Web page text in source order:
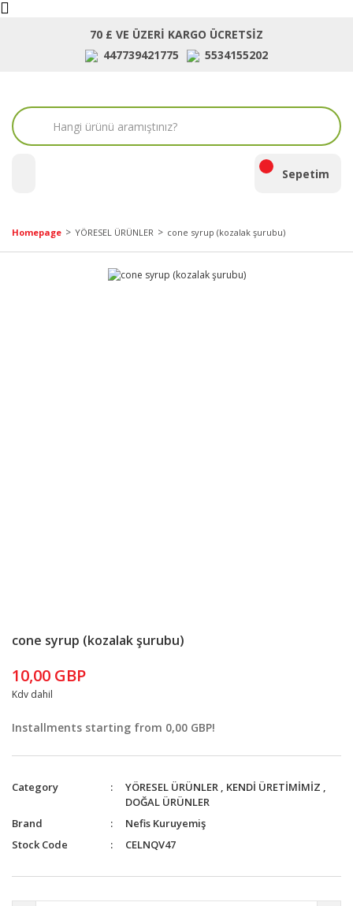
70 £ VE ÜZERİ KARGO ÜCRETSİZ
447739421775
5534155202
Sepetim
Homepage YÖRESEL ÜRÜNLER cone syrup (kozalak şurubu)
cone syrup (kozalak şurubu)
10,00 GBP
Kdv dahil
Installments starting from 0,00 GBP!
Category YÖRESEL ÜRÜNLER , KENDİ ÜRETİMİMİZ ,
DOĞAL ÜRÜNLER
Brand
Nefis Kuruyemiş
Stock Code
CELNQV47